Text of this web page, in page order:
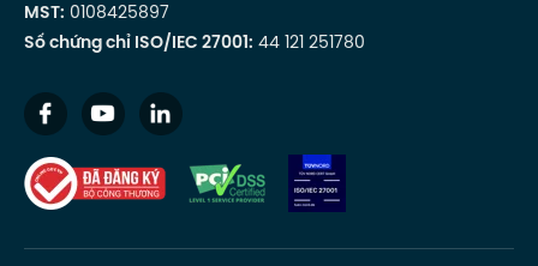
MST: 0108425897
Số chứng chỉ ISO/IEC 27001: 44 121 251780